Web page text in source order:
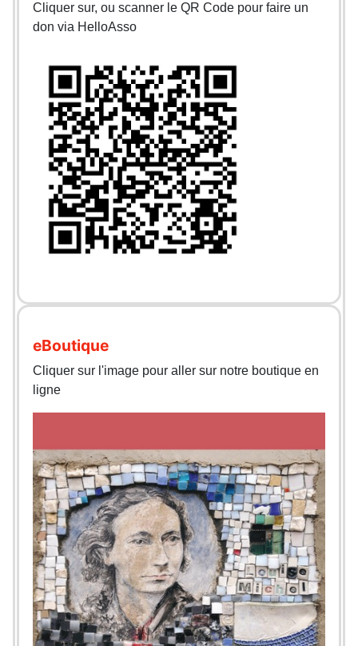
Cliquer sur, ou scanner le QR Code pour faire un
don via HelloAsso
eBoutique
Cliquer sur l'image pour aller sur notre boutique en
ligne